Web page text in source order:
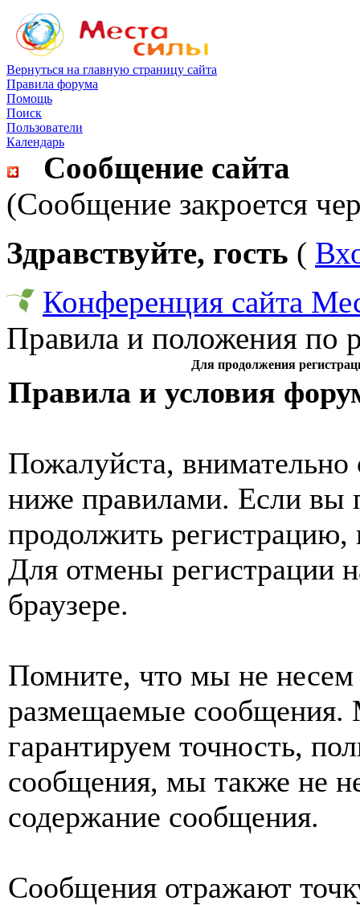
Вернуться на главную страницу сайта
Правила форума
Помощь
Поиск
Пользователи
Календарь
Сообщение сайта
(Сообщение закроется
Здравствуйте, гость (
Конференция сайта
Правила и положения по
Для продолжения
Правила и условия
Пожалуйста, внимательно
ниже правилами. Если вы
продолжить
Для отмены регистрации
браузере.
Помните, что мы не несем
размещаемые сообщения.
гарантируем точность,
сообщения, мы также не
содержание сообщения.
Сообщения отражают